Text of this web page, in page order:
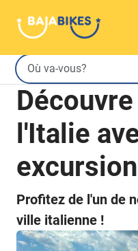
l'Italie
Profitez de l'un de
ville italienne !